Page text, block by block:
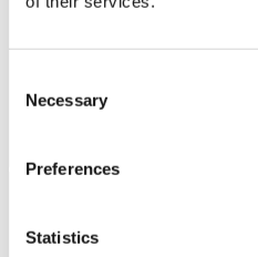
Selection
Necessary
Preferences
Statistics